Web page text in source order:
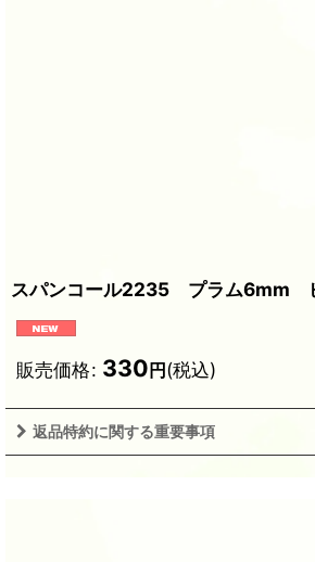
スパンコール2235 プラム6mm
販売価格: 330 円 (税込)
返品特約に関する重要事項